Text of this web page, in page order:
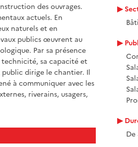
des ouvrages.
actuels. En
naturels et en
publics œuvrent au
Par sa présence
technicité, sa capacité et
public dirige le chantier. Il
à communiquer avec les
riverains, usagers,
De